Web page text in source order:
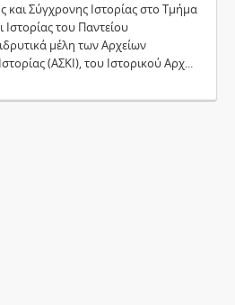
και Σύγχρονης Ιστορίας στο Τμήμα
Ιστορίας του Παντείου
μέλη των Αρχείων
(ΑΣΚΙ), του Ιστορικού Αρχ...